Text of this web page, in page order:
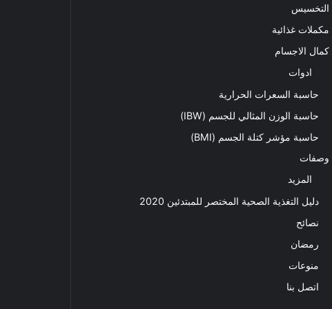
التخسيس
مكملات غذائية
كمال الاجسام
ادوات
حاسبة السعرات الحرارية
حاسبة الوزن المثالي للجسم (IBW)
حاسبة مؤشر كتلة الجسم (BMI)
وصفات
المزيد
دليل التغذية الصحية المختصر للمبتدئين 2020​
نصائح
رمضان
منوعات
اتصل بنا